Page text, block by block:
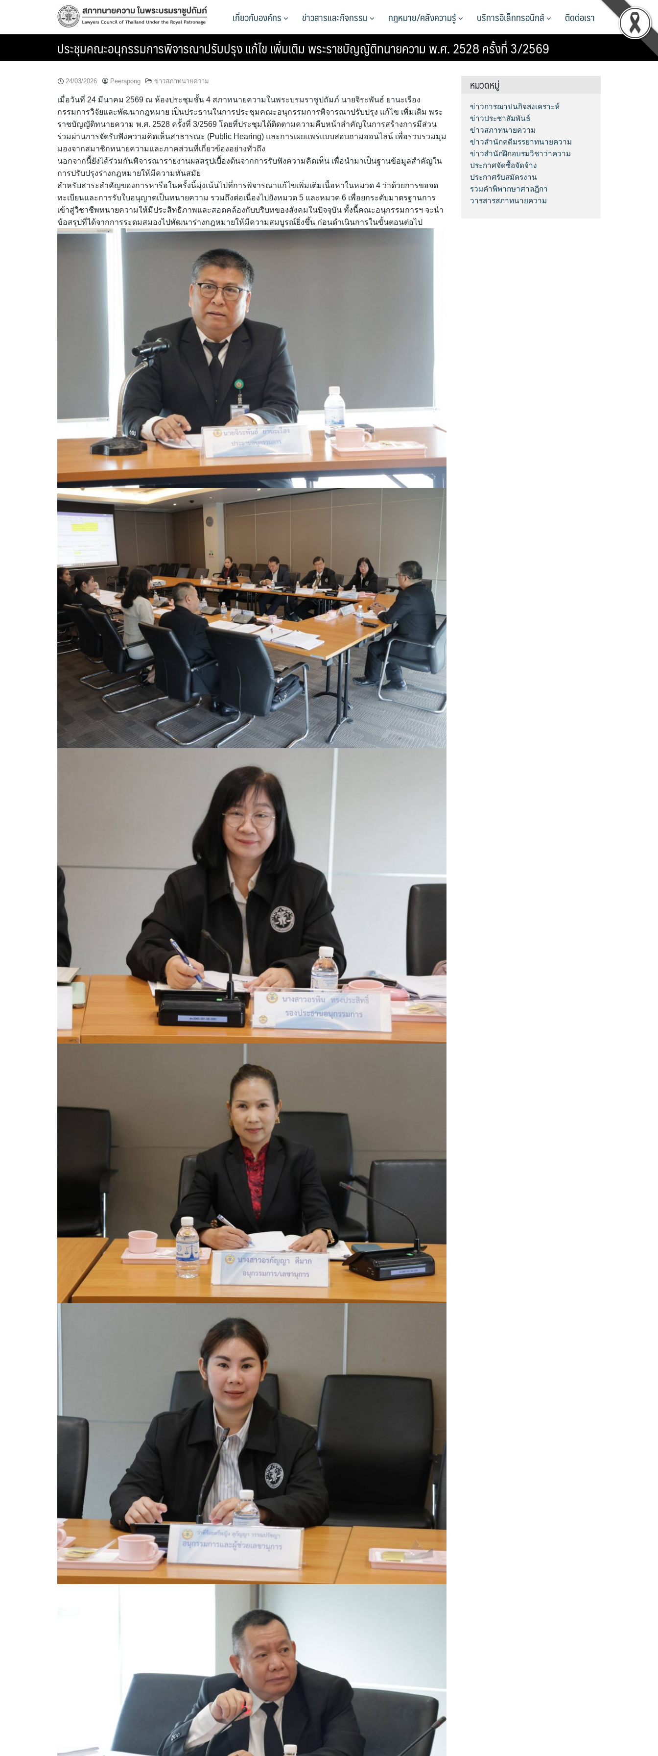
เกี่ยวกับองค์กร ข่าวสารและกิจกรรม กฎหมาย/คลังความรู้ บริการอิเล็กทรอนิกส์ ติดต่อเรา
ประชุมคณะอนุกรรมการพิจารณาปรับปรุง แก้ไข เพิ่มเติม พระราชบัญญัติทนายความ พ.ศ. 2528 ครั้งที่ 3/2569
24/03/2026 Peerapong ข่าวสภาทนายความ
เมื่อวันที่ 24 มีนาคม 2569 ณ ห้องประชุมชั้น 4 สภาทนายความในพระบรมราชูปถัมภ์ นายจิระพันธ์ ยานะเรือง
กรรมการวิจัยและพัฒนากฎหมาย เป็นประธานในการประชุมคณะอนุกรรมการพิจารณาปรับปรุง แก้ไข เพิ่มเติม พระ
ราชบัญญัติทนายความ พ.ศ. 2528 ครั้งที่ 3/2569 โดยที่ประชุมได้ติดตามความคืบหน้าสำคัญในการสร้างการมีส่วน
ร่วมผ่านการจัดรับฟังความคิดเห็นสาธารณะ (Public Hearing) และการเผยแพร่แบบสอบถามออนไลน์ เพื่อรวบรวมมุม
มองจากสมาชิกทนายความและภาคส่วนที่เกี่ยวข้องอย่างทั่วถึง
นอกจากนี้ยังได้ร่วมกันพิจารณารายงานผลสรุปเบื้องต้นจากการรับฟังความคิดเห็น เพื่อนำมาเป็นฐานข้อมูลสำคัญใน
การปรับปรุงร่างกฎหมายให้มีความทันสมัย
สำหรับสาระสำคัญของการหารือในครั้งนี้มุ่งเน้นไปที่การพิจารณาแก้ไขเพิ่มเติมเนื้อหาในหมวด 4 ว่าด้วยการขอจด
ทะเบียนและการรับใบอนุญาตเป็นทนายความ รวมถึงต่อเนื่องไปยังหมวด 5 และหมวด 6 เพื่อยกระดับมาตรฐานการ
เข้าสู่วิชาชีพทนายความให้มีประสิทธิภาพและสอดคล้องกับบริบทของสังคมในปัจจุบัน ทั้งนี้คณะอนุกรรมการฯ จะนำ
ข้อสรุปที่ได้จากการระดมสมองไปพัฒนาร่างกฎหมายให้มีความสมบูรณ์ยิ่งขึ้น ก่อนดำเนินการในขั้นตอนต่อไป
หมวดหมู่
ข่าวการฌาปนกิจสงเคราะห์
ข่าวประชาสัมพันธ์
ข่าวสภาทนายความ
ข่าวสำนักคดีมรรยาทนายความ
ข่าวสำนักฝึกอบรมวิชาว่าความ
ประกาศจัดซื้อจัดจ้าง
ประกาศรับสมัครงาน
รวมคำพิพากษาศาลฎีกา
วารสารสภาทนายความ